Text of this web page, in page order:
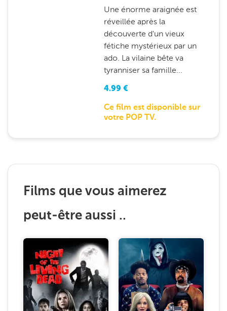
Une énorme araignée est
réveillée après la
découverte d'un vieux
fétiche mystérieux par un
ado. La vilaine bête va
tyranniser sa famille...
4.99 €
Ce film est disponible sur
votre POP TV.
Films que vous aimerez
peut-être aussi ..